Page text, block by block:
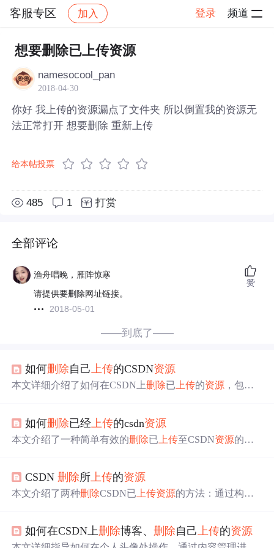
客服专区 加入 登录 频道
社区 客服专区 帖子详情
想要删除已上传资源
namesocool_pan
2018-04-30
你好 我上传的资源漏点了文件夹 所以倒置我的资源无
法正常打开 想要删除 重新上传
给本帖投票
485 1 打赏
全部评论
渔舟唱晚，雁阵惊寒
请提供要删除网址链接。
2018-05-01
赞
——到底了——
如何删除自己上传的CSDN资源
本文详细介绍了如何在CSDN上删除已 上传的资源 ，包括
如何删除已经 上传的csdn资源
本文介绍了一种简单有效的删除已 上传至CSDN资源的方
流程。
CSDN删除所 上传的资源
本文介绍了两种删除CSDN已 上传资源的方法：通过构造
高效。
如何在CSDN上删除博客、删除自己 上传的资源